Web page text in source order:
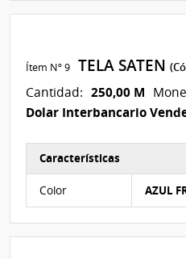
Ítem Nº 9 TELA SATEN
Cantidad: 250,00 M
Dolar Interbancario
Características
Color AZUL